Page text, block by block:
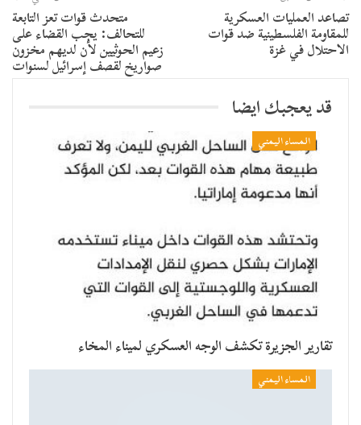
تصاعد العمليات العسكرية
للمقاومة الفلسطينية ضد قوات
الاحتلال في غزة
متحدث قوات تعز التابعة
للتحالف: يجب القضاء على
زعيم الحوثيين لأن لديهم مخزون
صواريخ لقصف إسرائيل لسنوات
قد يعجبك ايضا
المساء اليمني
تقارير الجزيرة تكشف الوجه العسكري لميناء المخاء
المساء اليمني